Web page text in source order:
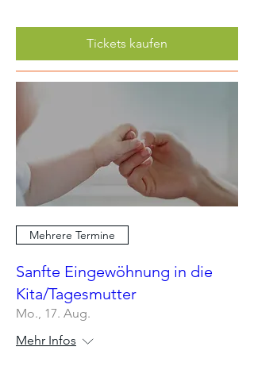
Tickets kaufen
Mehrere Termine
Sanfte Eingewöhnung in die
Kita/Tagesmutter
Mo., 17. Aug.
Mehr Infos